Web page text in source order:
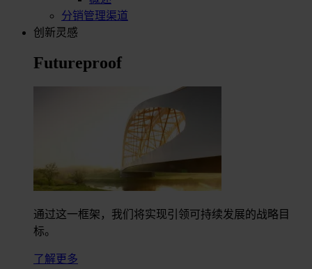
分销管理渠道
创新灵感
Futureproof
通过这一框架，我们将实现引领可持续发展的战略目
标。
了解更多